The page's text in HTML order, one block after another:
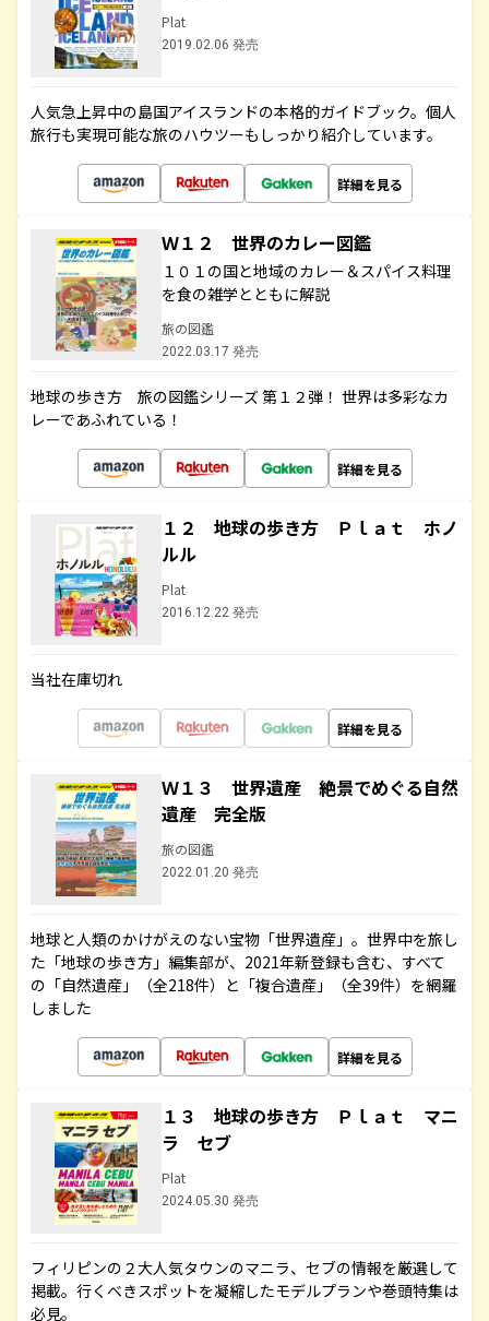
Plat
2019.02.06 発売
人気急上昇中の島国アイスランドの本格的ガイドブック。個人
旅行も実現可能な旅のハウツーもしっかり紹介しています。
詳細を見る
Ｗ１２ 世界のカレー図鑑
１０１の国と地域のカレー＆スパイス料理
を食の雑学とともに解説
旅の図鑑
2022.03.17 発売
地球の歩き方 旅の図鑑シリーズ 第１２弾！ 世界は多彩なカ
レーであふれている！
詳細を見る
１２ 地球の歩き方 Ｐｌａｔ ホノ
ルル
Plat
2016.12.22 発売
当社在庫切れ
詳細を見る
Ｗ１３ 世界遺産 絶景でめぐる自然
遺産 完全版
旅の図鑑
2022.01.20 発売
地球と人類のかけがえのない宝物「世界遺産」。世界中を旅し
た「地球の歩き方」編集部が、2021年新登録も含む、すべて
の「自然遺産」（全218件）と「複合遺産」（全39件）を網羅
しました
詳細を見る
１３ 地球の歩き方 Ｐｌａｔ マニ
ラ セブ
Plat
2024.05.30 発売
フィリピンの２大人気タウンのマニラ、セブの情報を厳選して
掲載。行くべきスポットを凝縮したモデルプランや巻頭特集は
必見。